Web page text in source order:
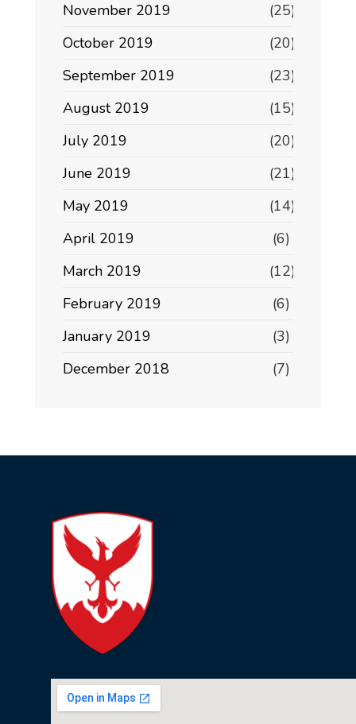
November 2019
(25)
October 2019
(20)
September 2019
(23)
August 2019
(15)
July 2019
(20)
June 2019
(21)
May 2019
(14)
April 2019
(6)
March 2019
(12)
February 2019
(6)
January 2019
(3)
December 2018
(7)